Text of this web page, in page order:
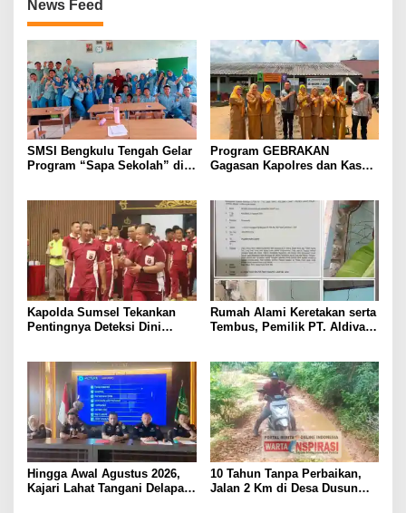
News Feed
SMSI Bengkulu Tengah Gelar
Program “Sapa Sekolah” di
Program GEBRAKAN
Gagasan Kapolres dan Kasat
SMPN di Jarai
Kapolda Sumsel Tekankan
Pentingnya Deteksi Dini
Rumah Alami Keretakan serta
Tembus, Pemilik PT. Aldiva
Hingga Awal Agustus 2026,
Kajari Lahat Tangani Delapan
10 Tahun Tanpa Perbaikan,
Jalan 2 Km di Desa Dusun